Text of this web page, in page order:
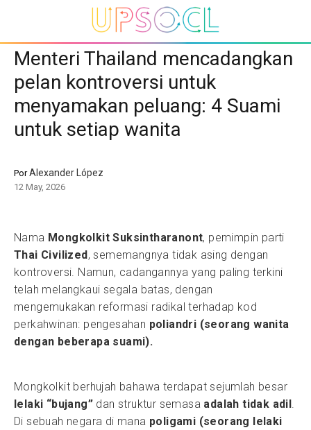
Menteri Thailand mencadangkan
pelan kontroversi untuk
menyamakan peluang: 4 Suami
untuk setiap wanita
PorAlexander López
12 May, 2026
Nama Mongkolkit Suksintharanont, pemimpin parti
Thai Civilized, sememangnya tidak asing dengan
kontroversi. Namun, cadangannya yang paling terkini
telah melangkaui segala batas, dengan
mengemukakan reformasi radikal terhadap kod
perkahwinan: pengesahan poliandri (seorang wanita
dengan beberapa suami).
Mongkolkit berhujah bahawa terdapat sejumlah besar
lelaki “bujang” dan struktur semasa adalah tidak adil
Di sebuah negara di mana poligami (seorang lelaki